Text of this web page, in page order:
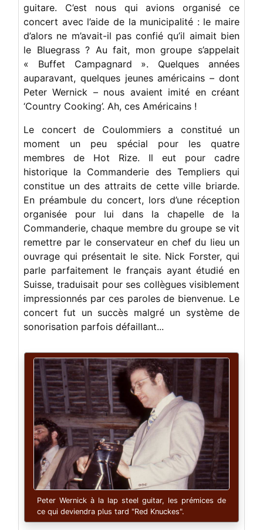
guitare. C’est nous qui avions organisé ce
concert avec l’aide de la municipalité : le maire
d’alors ne m’avait-il pas confié qu’il aimait bien
le Bluegrass ? Au fait, mon groupe s’appelait
« Buffet Campagnard ». Quelques années
auparavant, quelques jeunes américains – dont
Peter Wernick – nous avaient imité en créant
‘Country Cooking’. Ah, ces Américains !
Le concert de Coulommiers a constitué un
moment un peu spécial pour les quatre
membres de Hot Rize. Il eut pour cadre
historique la Commanderie des Templiers qui
constitue un des attraits de cette ville briarde.
En préambule du concert, lors d’une réception
organisée pour lui dans la chapelle de la
Commanderie, chaque membre du groupe se vit
remettre par le conservateur en chef du lieu un
ouvrage qui présentait le site. Nick Forster, qui
parle parfaitement le français ayant étudié en
Suisse, traduisait pour ses collègues visiblement
impressionnés par ces paroles de bienvenue. Le
concert fut un succès malgré un système de
sonorisation parfois défaillant...
Peter Wernick à la lap steel guitar, les prémices de
ce qui deviendra plus tard "Red Knuckes".